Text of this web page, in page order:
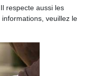
respecte aussi les
veuillez le